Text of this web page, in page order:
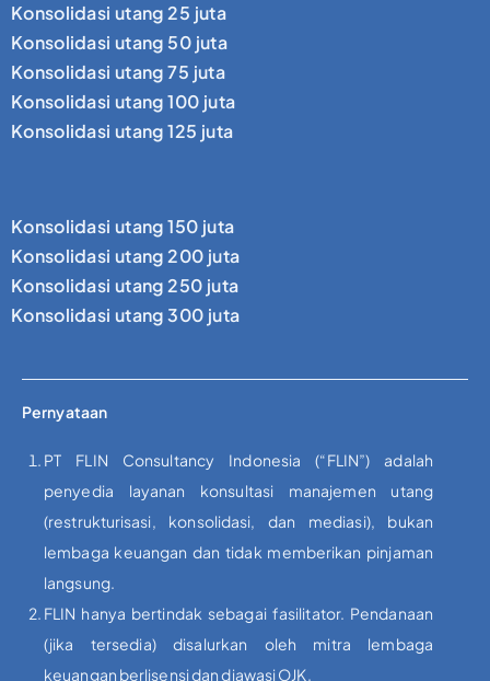
Konsolidasi utang 25 juta
Konsolidasi utang 50 juta
Konsolidasi utang 75 juta
Konsolidasi utang 100 juta
Konsolidasi utang 125 juta
Konsolidasi utang 150 juta
Konsolidasi utang 200 juta
Konsolidasi utang 250 juta
Konsolidasi utang 300 juta
Pernyataan
PT FLIN Consultancy Indonesia (“FLIN”) adalah
penyedia layanan konsultasi manajemen utang
(restrukturisasi, konsolidasi, dan mediasi), bukan
lembaga keuangan dan tidak memberikan pinjaman
langsung.
FLIN hanya bertindak sebagai fasilitator. Pendanaan
(jika tersedia) disalurkan oleh mitra lembaga
keuangan berlisensi dan diawasi OJK.